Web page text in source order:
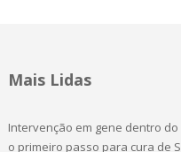
Mais Lidas
Intervenção em gene dentro
o primeiro passo para cura de